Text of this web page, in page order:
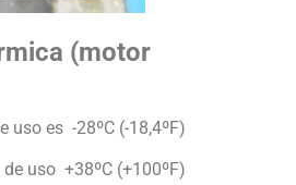
(motor
uso es -28ºC (-18,4ºF)
uso +38ºC (+100ºF)